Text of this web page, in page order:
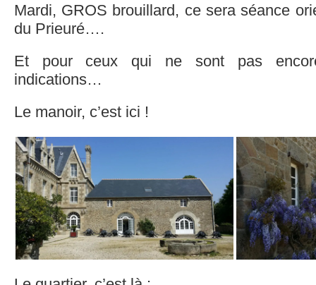
Mardi, GROS brouillard, ce sera séance
du Prieuré….
Et pour ceux qui ne sont pas
indications…
Le manoir, c’est ici !